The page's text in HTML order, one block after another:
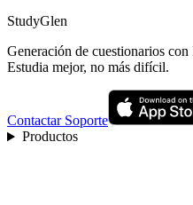
StudyGlen
Generación de cuestionarios
Estudia mejor, no más difícil.
Contactar Soporte
Productos